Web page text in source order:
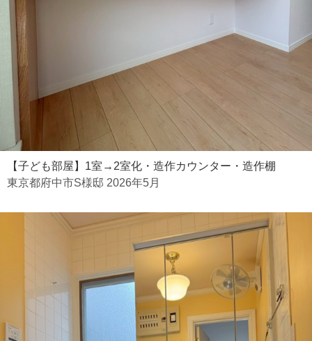
【子ども部屋】1室→2室化・造作カウンター・造作棚
東京都府中市S様邸 2026年5月